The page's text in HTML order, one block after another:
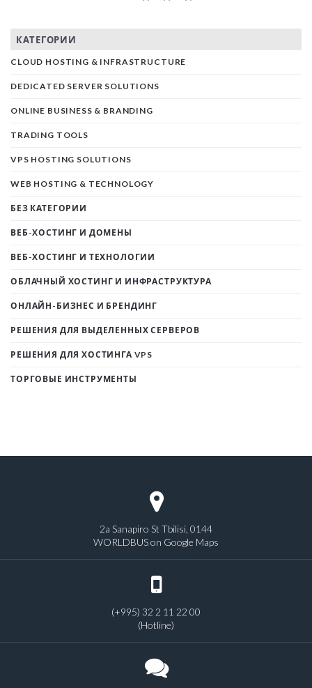
КАТЕГОРИИ
CLOUD HOSTING & INFRASTRUCTURE
DEDICATED SERVER SOLUTIONS
ONLINE BUSINESS & BRANDING
TRADING TOOLS
VPS HOSTING SOLUTIONS
WEB HOSTING & TECHNOLOGY
БЕЗ КАТЕГОРИИ
ВЕБ-ХОСТИНГ И ДОМЕНЫ
ВЕБ-ХОСТИНГ И ТЕХНОЛОГИИ
ОБЛАЧНЫЙ ХОСТИНГ И ИНФРАСТРУКТУРА
ОНЛАЙН-БИЗНЕС И БРЕНДИНГ
РЕШЕНИЯ ДЛЯ ВЫДЕЛЕННЫХ СЕРВЕРОВ
РЕШЕНИЯ ДЛЯ ХОСТИНГА VPS
ТОРГОВЫЕ ИНСТРУМЕНТЫ
2a Sanapiro St Tbilisi, 0144
WORLDBUS on Google Maps
(+995) 32 2 11 22 00
(Hotline)